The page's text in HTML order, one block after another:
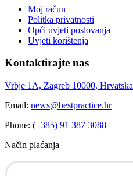
Moj račun
Politka privatnosti
Opći uvjeti poslovanja
Uvjeti korištenja
Kontaktirajte nas
Vrbje 1A, Zagreb 10000, Hrvatska
Email: news@bestpractice.hr
Phone: (+385) 91 387 3088
Način plaćanja